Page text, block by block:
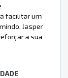
facilitar um
Jasper
a sua